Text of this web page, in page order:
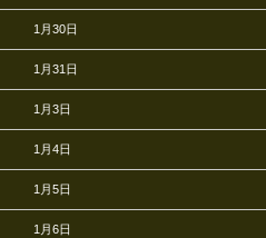
1月30日
1月31日
1月3日
1月4日
1月5日
1月6日